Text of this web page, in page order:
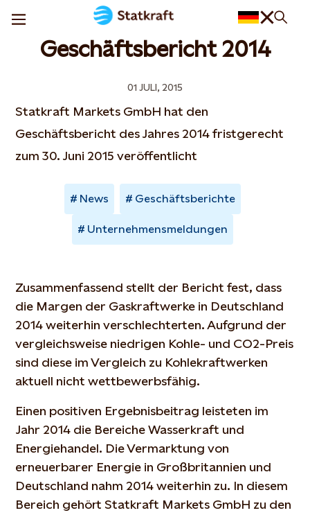
Geschäftsbericht 2014
01 JULI, 2015
Statkraft Markets GmbH hat den
Geschäftsbericht des Jahres 2014 fristgerecht
zum 30. Juni 2015 veröffentlicht
News Geschäftsberichte
Unternehmensmeldungen
Zusammenfassend stellt der Bericht fest, dass
die Margen der Gaskraftwerke in Deutschland
2014 weiterhin verschlechterten. Aufgrund der
vergleichsweise niedrigen Kohle- und CO2-Preis
sind diese im Vergleich zu Kohlekraftwerken
aktuell nicht wettbewerbsfähig.
Einen positiven Ergebnisbeitrag leisteten im
Jahr 2014 die Bereiche Wasserkraft und
Energiehandel. Die Vermarktung von
erneuerbarer Energie in Großbritannien und
Deutschland nahm 2014 weiterhin zu. In diesem
Bereich gehört Statkraft Markets GmbH zu den